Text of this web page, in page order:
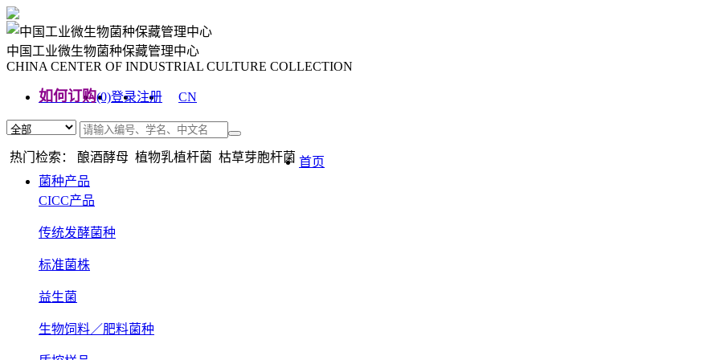
中国工业微生物菌种保藏管理中心
CHINA CENTER OF INDUSTRIAL CULTURE COLLECTION
如何订购(0)登录注册
CN
热门检索： 酿酒酵母 植物乳植杆菌 枯草芽胞杆菌 首页
菌种产品
CICC产品
传统发酵菌种
标准菌株
益生菌
生物饲料／肥料菌种